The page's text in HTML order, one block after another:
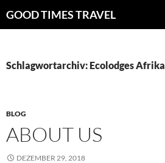
Inhalt
GOOD TIMES TRAVEL
Schlagwortarchiv: Ecolodges Afrika
BLOG
ABOUT US
DEZEMBER 29, 2018